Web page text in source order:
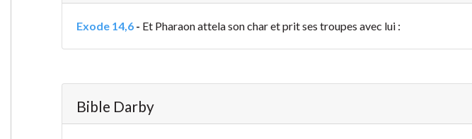
Exode 14,6- Et Pharaon attela son char et prit ses troupes avec lui :
Bible Darby